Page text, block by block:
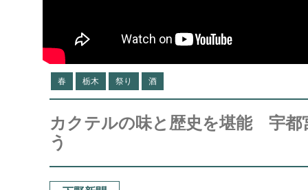
春 栃木 祭り 酒
カクテルの味と歴史を堪能 宇都
う